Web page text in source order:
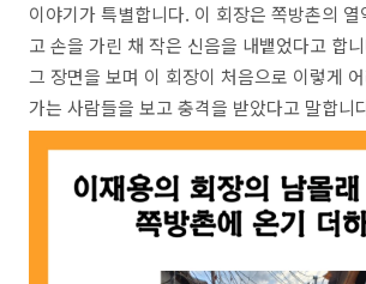
이야기가 특별합니다. 이 회장은 쪽방촌의
고 손을 가린 채 작은 신음을 내뱉었다고 합
그 장면을 보며 이 회장이 처음으로 이렇게
가는 사람들을 보고 충격을 받았다고 말합니